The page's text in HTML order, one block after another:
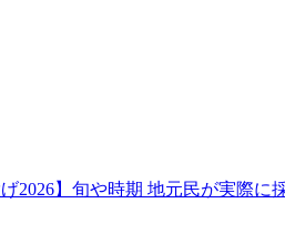
2026】旬や時期 地元民が実際に